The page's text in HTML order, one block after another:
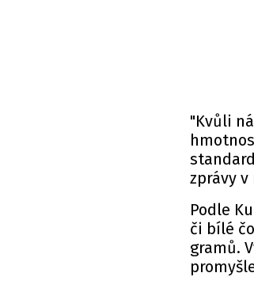
"Kvůli
zprávy
Podle
či bílé
gramů.